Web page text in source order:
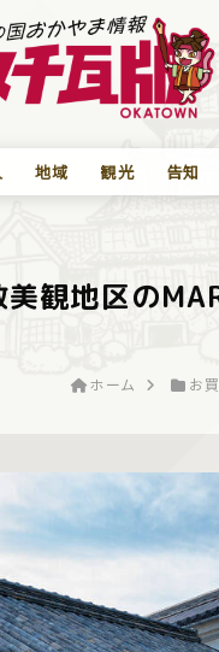
地域 観光 告知
観地区の
ホーム お